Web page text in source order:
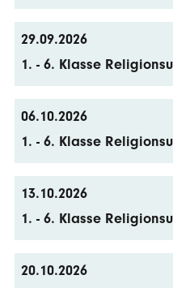
29.09.2026
1. - 6. Klasse
06.10.2026
1. - 6. Klasse
13.10.2026
1. - 6. Klasse
20.10.2026